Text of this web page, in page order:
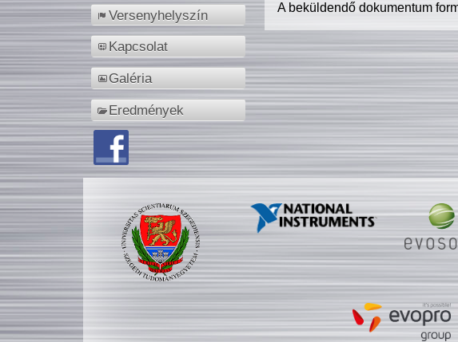
Versenyhelyszín
Kapcsolat
Galéria
Eredmények
A beküldendő dokumentum